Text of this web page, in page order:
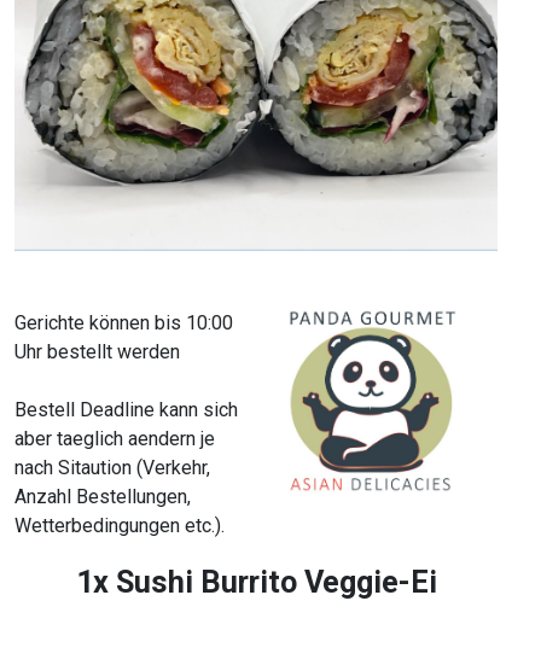
Gerichte können bis 10:00
Uhr bestellt werden
Bestell Deadline kann sich
aber taeglich aendern je
nach Sitaution (Verkehr,
Anzahl Bestellungen,
Wetterbedingungen etc.).
1x Sushi Burrito Veggie-Ei